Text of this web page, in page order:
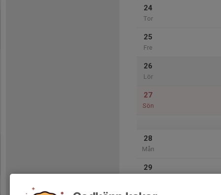
24
Tor
25
Fre
26
Lör
27
Sön
28
Mån
29